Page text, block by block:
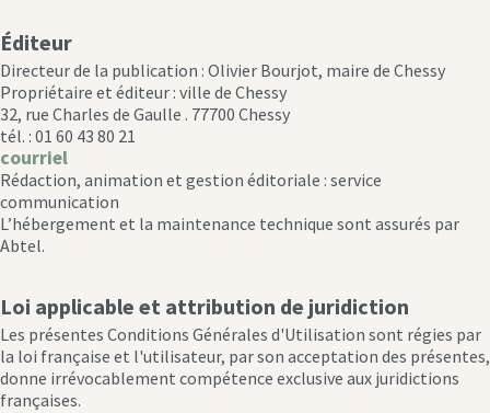
Éditeur
Directeur de la publication : Olivier Bourjot, maire de Chessy
Propriétaire et éditeur : ville de Chessy
32, rue Charles de Gaulle . 77700 Chessy
tél. : 01 60 43 80 21
courriel
Rédaction, animation et gestion éditoriale : service
communication
L’hébergement et la maintenance technique sont assurés par
Abtel.
Loi applicable et attribution de juridiction
Les présentes Conditions Générales d'Utilisation sont régies par
la loi française et l'utilisateur, par son acceptation des présentes,
donne irrévocablement compétence exclusive aux juridictions
françaises.